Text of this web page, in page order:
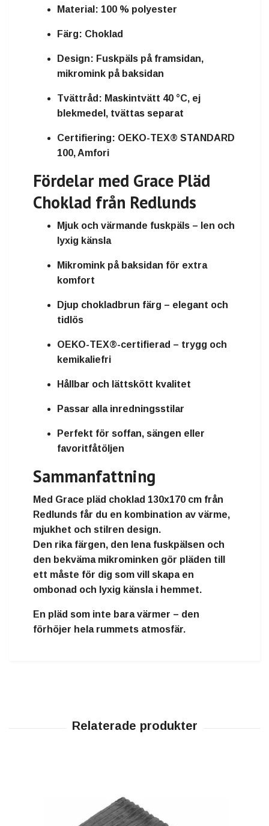
Material: 100 % polyester
Färg: Choklad
Design: Fuskpäls på framsidan,
mikromink på baksidan
Tvättråd: Maskintvätt 40 °C, ej
blekmedel, tvättas separat
Certifiering: OEKO-TEX® STANDARD
100, Amfori
Fördelar med Grace Pläd
Choklad från Redlunds
Mjuk och värmande fuskpäls – len och
lyxig känsla
Mikromink på baksidan för extra
komfort
Djup chokladbrun färg – elegant och
tidlös
OEKO-TEX®-certifierad – trygg och
kemikaliefri
Hållbar och lättskött kvalitet
Passar alla inredningsstilar
Perfekt för soffan, sängen eller
favoritfåtöljen
Sammanfattning
Med Grace pläd choklad 130x170 cm från
Redlunds får du en kombination av värme,
mjukhet och stilren design.
Den rika färgen, den lena fuskpälsen och
den bekväma mikrominken gör pläden till
ett måste för dig som vill skapa en
ombonad och lyxig känsla i hemmet.
En pläd som inte bara värmer – den
förhöjer hela rummets atmosfär.